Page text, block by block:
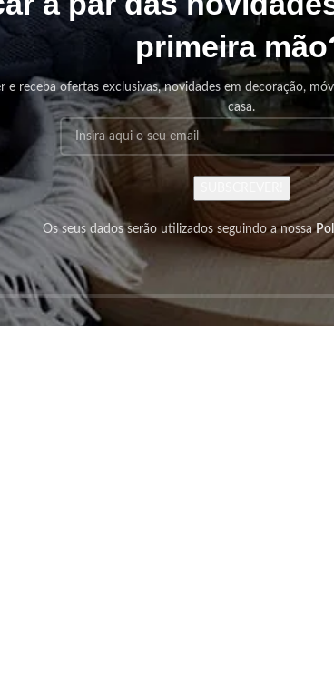
primeira
e receba ofertas exclusivas, novidades em decoração,
casa.
Os seus dados serão utilizados seguindo a nossa